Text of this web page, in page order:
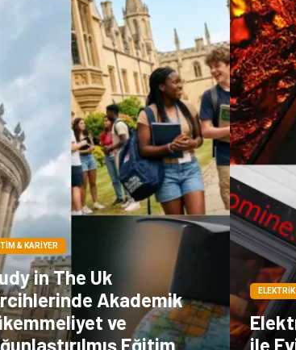
Doğal Enerji
Kaynakları
Hediyelik Eşya
Pazarlama
& KARIYER
in The Uk
Akademik
ve
Eğitim
ile